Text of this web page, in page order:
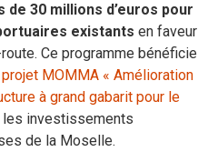
de 30 millions d’euros pour
existants en faveur
Ce programme bénéficie
projet MOMMA « Amélioration
à grand gabarit pour le
les investissements
de la Moselle.